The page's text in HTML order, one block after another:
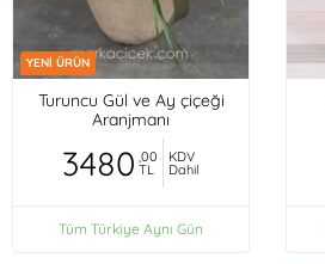
YENİ ÜRÜN
Turuncu Gül ve Ay çiçeği
Aranjmanı
3480 ,00
TL
KDV
Dahil
Tüm Türkiye Aynı Gün